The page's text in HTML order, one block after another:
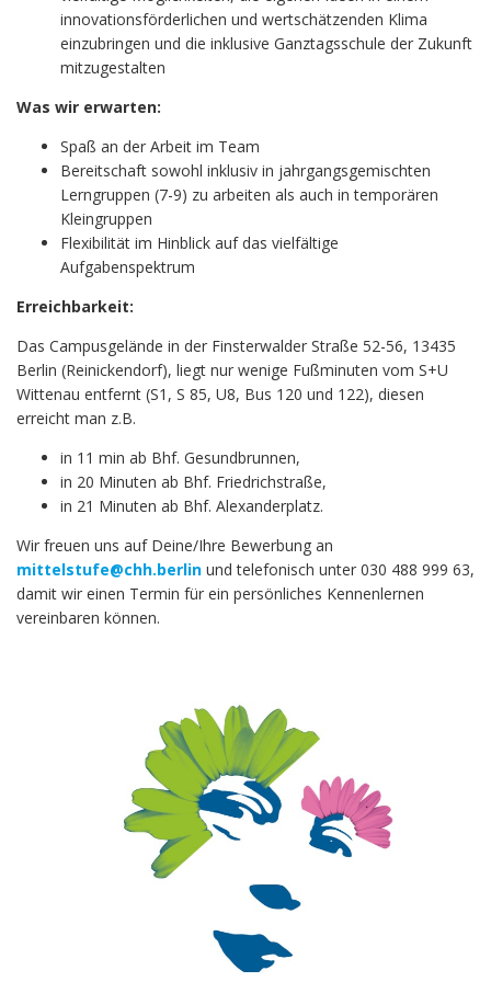
innovationsförderlichen und wertschätzenden Klima
einzubringen und die inklusive Ganztagsschule der Zukunft
mitzugestalten
Was wir erwarten:
Spaß an der Arbeit im Team
Bereitschaft sowohl inklusiv in jahrgangsgemischten
Lerngruppen (7-9) zu arbeiten als auch in temporären
Kleingruppen
Flexibilität im Hinblick auf das vielfältige
Aufgabenspektrum
Erreichbarkeit:
Das Campusgelände in der Finsterwalder Straße 52-56, 13435
Berlin (Reinickendorf), liegt nur wenige Fußminuten vom S+U
Wittenau entfernt (S1, S 85, U8, Bus 120 und 122), diesen
erreicht man z.B.
in 11 min ab Bhf. Gesundbrunnen,
in 20 Minuten ab Bhf. Friedrichstraße,
in 21 Minuten ab Bhf. Alexanderplatz.
Wir freuen uns auf Deine/Ihre Bewerbung an
mittelstufe@chh.berlin und telefonisch unter 030 488 999 63,
damit wir einen Termin für ein persönliches Kennenlernen
vereinbaren können.